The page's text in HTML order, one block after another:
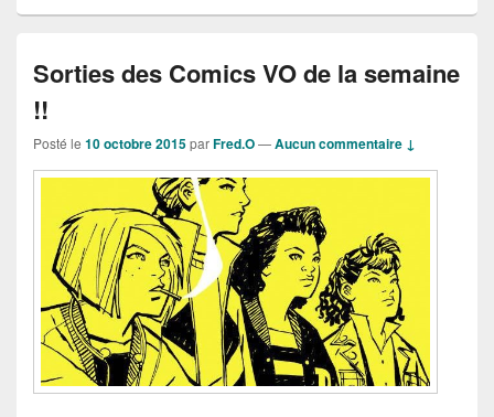
Sorties des Comics VO de la semaine
!!
Posté le 10 octobre 2015parFred.O—Aucun commentaire ↓